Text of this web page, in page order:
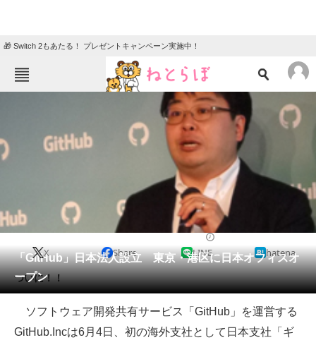
🎁 Switch 2もあたる！ プレゼントキャンペーン実施中！
ニュース
エンタメ クイズ
地域
教育・育児
動物 リサーチ
会員記事
メディア
注目記事を集めた総合ページ
「GitHub」日本法人設立 東京・港区に日本オフィスオ
ープン
X Share LINE hatena
ついに！！
ソフトウェア開発共有サービス「GitHub」を運営する
GitHub.Incは6月4日、初の海外支社として日本支社「ギ